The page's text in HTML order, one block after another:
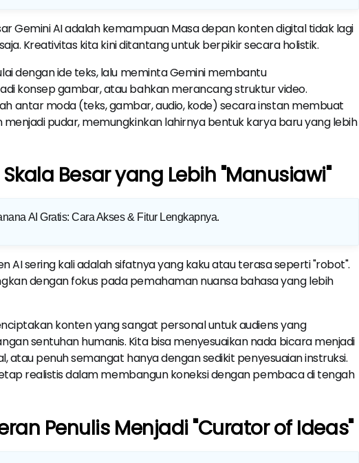
Gemini AI adalah kemampuan Masa depan konten digital tidak lagi
Kreativitas kita kini ditantang untuk berpikir secara holistik.
dengan ide teks, lalu meminta Gemini membantu
konsep gambar, atau bahkan merancang struktur video.
antar moda (teks, gambar, audio, kode) secara instan membuat
pudar, memungkinkan lahirnya bentuk karya baru yang lebih
Besar yang Lebih "Manusiawi"
AI Gratis: Cara Akses & Fitur Lengkapnya.
AI sering kali adalah sifatnya yang kaku atau terasa seperti "robot".
dengan fokus pada pemahaman nuansa bahasa yang lebih
konten yang sangat personal untuk audiens yang
sentuhan humanis. Kita bisa menyesuaikan nada bicara menjadi
atau penuh semangat hanya dengan sedikit penyesuaian instruksi.
realistis dalam membangun koneksi dengan pembaca di tengah
Penulis Menjadi "Curator of Ideas"